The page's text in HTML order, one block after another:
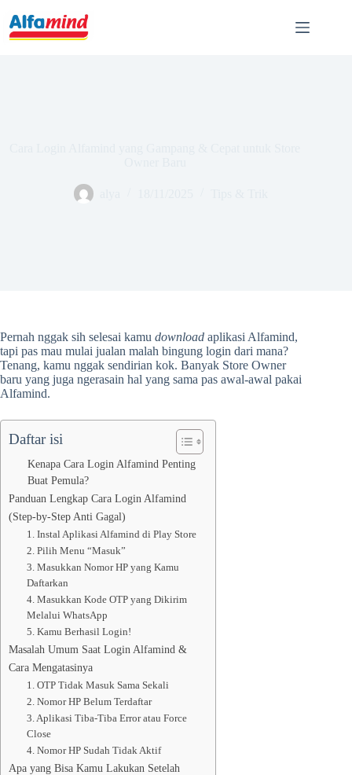
Pernah nggak sih selesai kamu download aplikasi Alfamind,
tapi pas mau mulai jualan malah bingung login dari mana?
Tenang, kamu nggak sendirian kok. Banyak Store Owner
baru yang juga ngerasain hal yang sama pas awal-awal pakai
Alfamind.
Daftar isi
Kenapa Cara Login Alfamind Penting
Buat Pemula?
Panduan Lengkap Cara Login Alfamind
(Step-by-Step Anti Gagal)
1. Instal Aplikasi Alfamind di Play Store
2. Pilih Menu “Masuk”
3. Masukkan Nomor HP yang Kamu
Daftarkan
4. Masukkan Kode OTP yang Dikirim
Melalui WhatsApp
5. Kamu Berhasil Login!
Masalah Umum Saat Login Alfamind &
Cara Mengatasinya
1. OTP Tidak Masuk Sama Sekali
2. Nomor HP Belum Terdaftar
3. Aplikasi Tiba-Tiba Error atau Force
Close
4. Nomor HP Sudah Tidak Aktif
Apa yang Bisa Kamu Lakukan Setelah